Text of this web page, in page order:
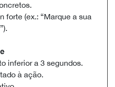
forte (ex.: “Marque a sua
inferior a 3 segundos.
à ação.